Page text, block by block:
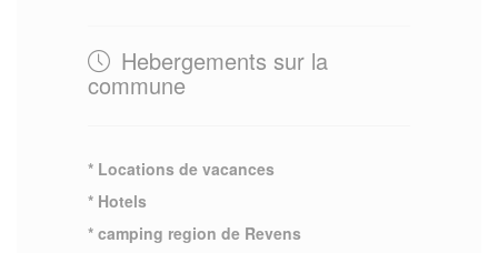
Hebergements sur la
commune
* Locations de vacances
* Hotels
* camping region de Revens